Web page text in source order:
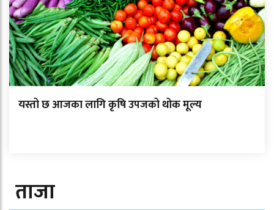
यस्तो छ आजका लागि कृषि उपजको थोक मूल्य
ताजा